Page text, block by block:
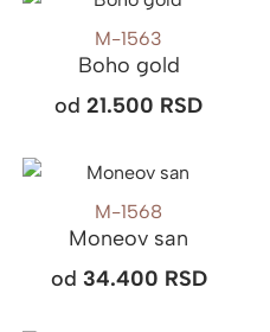
M-1563
Boho gold
od21.500 RSD
M-1568
Moneov san
od 34.400 RSD